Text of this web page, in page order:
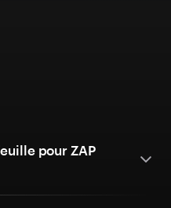
pour ZAP